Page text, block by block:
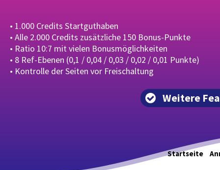
• 1.000 Credits Startguthaben
• Alle 2.000 Credits zusätzliche 150 Bonus-Punkte
• Ratio 10:7 mit vielen Bonusmöglichkeiten
• 8 Ref-Ebenen (0,1 / 0,04 / 0,03 / 0,02 / 0,01 Punkte)
• Kontrolle der Seiten vor Freischaltung
Weitere
Startseite